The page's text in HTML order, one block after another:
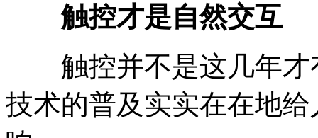
触控才是自然交互
触控并不是这几年才
技术的普及实实在在地